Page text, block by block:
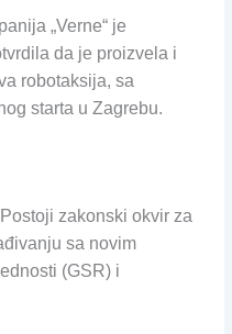
„Verne“ je
da je proizvela i
robotaksija, sa
starta u Zagrebu.
zakonski okvir za
sa novim
(GSR) i